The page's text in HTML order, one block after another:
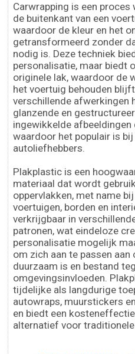
Carwrapping is een
de buitenkant van een
waardoor de kleur en het
getransformeerd zonder
nodig is. Deze techniek
personalisatie, maar biedt
originele lak, waardoor de
het voertuig behouden
verschillende afwerkingen
glanzende en
ingewikkelde
waardoor het populair is
autoliefhebbers.
Plakplastic is een
materiaal dat wordt
oppervlakken, met name
voertuigen, borden en
verkrijgbaar in
patronen, wat eindeloze
personalisatie mogelijk
om zich aan te passen
duurzaam is en bestand
omgevingsinvloeden.
tijdelijke als langdurige
autowraps, muurstickers
en biedt een
alternatief voor